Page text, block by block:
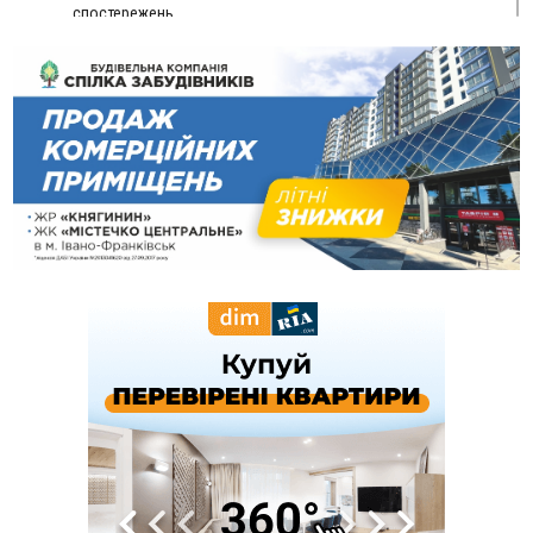
спостережень
Лікування наркоманії Київ: чому важливо розпочати
терапію якомога раніше
12:00
Франківця, який у Косові викрав за магазину понад 640
тисяч гривень у валюті, засудили до 5 років
11:50
Податкова передасть в Міноборони для "Оберегу" дані про
чоловіків 18–60 років
11:20
Водійка, яку на Сухомлинського побив інший керманич,
відмовилася від обвинувачення — справу закрили
10:45
У Франківську, Коломиї, Долині та Яремче 6 серпня
Змушував надсилати інтимні фото: на Прикарпатті
затримали підозрюваного у розбещенні малолітньої
АМКУ розпочав справу проти Гвіздецької селищної ради
через різні ставки земельного податку
Синоптики попереджають про значний дощ на Прикарпатті
до кінця п'ятниці
Нафтогазову площу на межі Прикарпаття та Львівщини
повторно виставили на аукціон за 830 млн